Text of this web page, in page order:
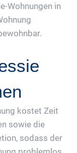
Wohnungen in
kostet Zeit
sowie die
sodass der